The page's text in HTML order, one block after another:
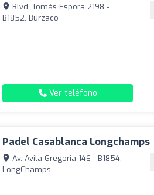
Blvd. Tomás Espora 2198 -
B1852, Burzaco
Ver teléfono
Padel Casablanca Longchamps
Av. Avila Gregoria 146 - B1854,
LongChamps